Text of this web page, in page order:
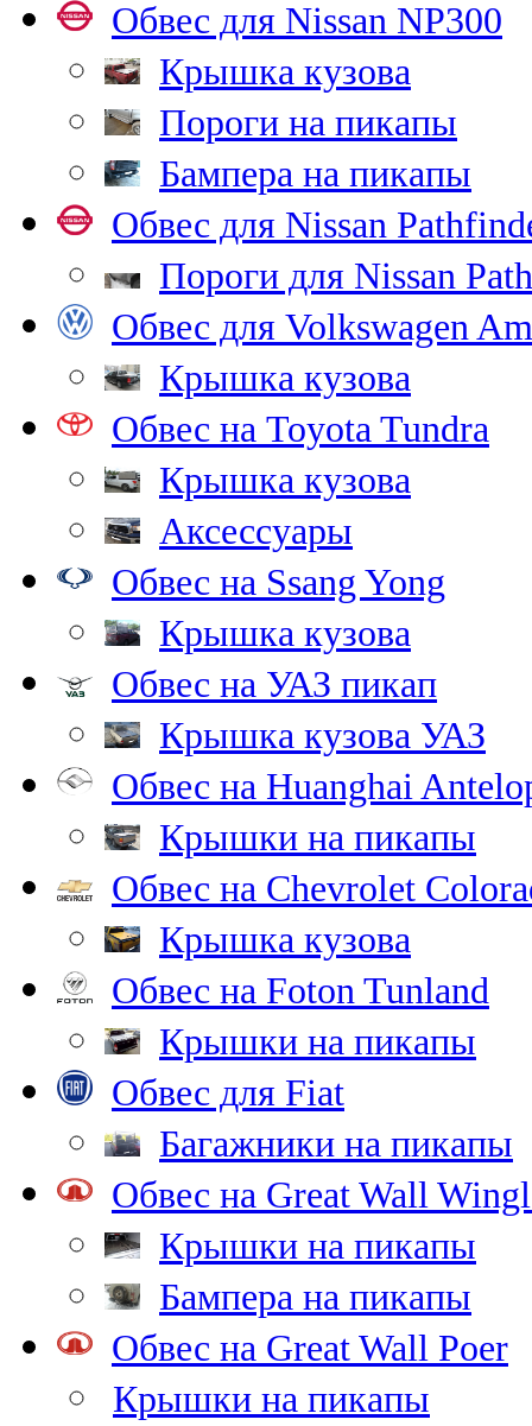
Обвес для Nissan NP300
Крышка кузова
Пороги на пикапы
Бампера на пикапы
Обвес для Nissan
Пороги для Nissan
Обвес для Volkswagen
Крышка кузова
Обвес на Toyota Tundra
Крышка кузова
Аксессуары
Обвес на Ssang Yong
Крышка кузова
Обвес на УАЗ пикап
Крышка кузова УАЗ
Обвес на Huanghai
Крышки на пикапы
Обвес на Chevrolet
Крышка кузова
Обвес на Foton Tunland
Крышки на пикапы
Обвес для Fiat
Багажники на пикапы
Обвес на Great Wall
Крышки на пикапы
Бампера на пикапы
Обвес на Great Wall Poer
Крышки на пикапы